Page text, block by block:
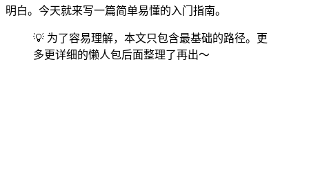
明白。今天就来写一篇简单易懂的入门指南。
💡 为了容易理解，本文只包含最基础的路径。更
多更详细的懒人包后面整理了再出～